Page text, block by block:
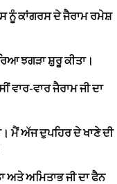
ਨੂੰ ਕਾਂਗਰਸ ਦੇ ਜੈਰਾਮ ਰਮੇਸ਼
ਝਗੜਾ ਸ਼ੁਰੂ ਕੀਤਾ।
ਵਾਰ-ਵਾਰ ਜੈਰਾਮ ਜੀ ਦਾ
ਮੈਂ ਅੱਜ ਦੁਪਹਿਰ ਦੇ ਖਾਣੇ ਦੀ
ਅਤੇ ਅਮਿਤਾਭ ਜੀ ਦਾ ਫੈਨ